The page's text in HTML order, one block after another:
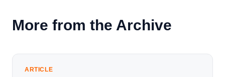
More from the Archive
ARTICLE